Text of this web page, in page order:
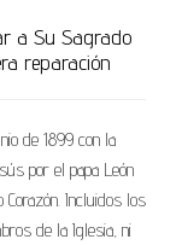
a Su Sagrado
reparación
de 1899 con la
por el papa León
Corazón. Incluidos los
de la Iglesia, ni